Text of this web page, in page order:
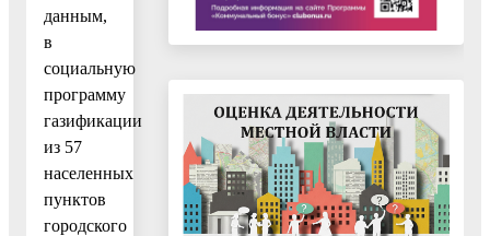
данным,
в
социальную
программу
газификации
из 57
населенных
пунктов
городского